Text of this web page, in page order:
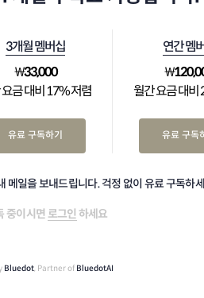
3개월 멤버십
₩33,000
금 대비 17% 저렴
유료 구독하기
연간 멤
₩
월간 요금 대비
유료 구독
메일을 보내드립니다. 걱정 없이 유료 구독하
중이시면 로그인 하세요
Bluedot, Partner of BluedotAI